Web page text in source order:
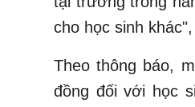
cho học sinh
Theo thông báo,
đồng đối với học